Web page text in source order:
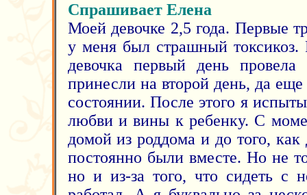
Спрашивает Елена
Моей девочке 2,5 года. Первые
у меня был страшный
девочка первый день
принесли на второй день, да
состоянии. После этого я
любви и вины к ребенку. С
домой из роддома и до того,
постоянно были вместе. Но не
но и из-за того, что сидеть